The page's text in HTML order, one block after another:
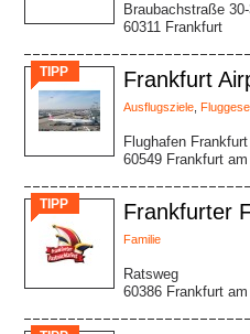
Braubachstraße
60311 Frankfurt
TIPP Frankfurt
Ausflugsziele
Flughafen
60549 Frankfurt
TIPP Frankfurter
Familie
Ratsweg
60386 Frankfurt